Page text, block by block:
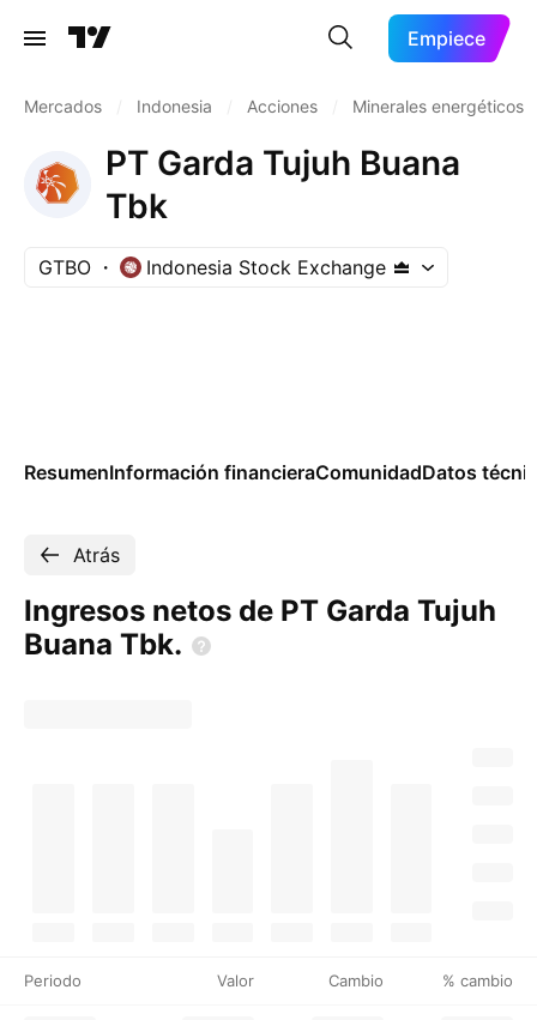
Empiece
Mercados Indonesia Acciones Minerales energéticos
PT Garda Tujuh Buana
Tbk
GTBO Indonesia Stock Exchange
ResumenInformación financieraComunidadDatos
Atrás
Ingresos netos de PT Garda Tujuh
Buana Tbk.
Periodo Valor Cambio % cambio